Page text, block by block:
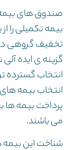
صندوق های
بیمه تکمیلی را
تخفیف گروهی
گزینه ی ایده
انتخاب گسترده
انتخاب بیمه
پرداخت بیمه ها
می باشند.
شناخت این بیمه